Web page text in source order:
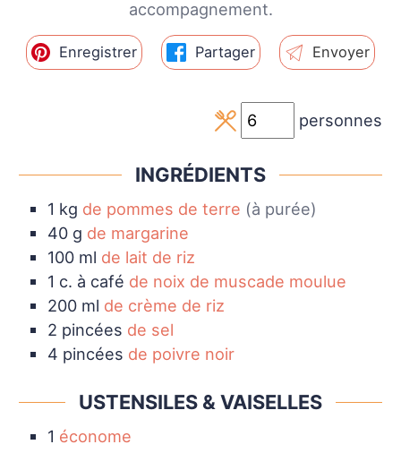
accompagnement.
Enregistrer Partager Envoyer
personnes
INGRÉDIENTS
1 kg de pommes de terre (à purée)
40 g de margarine
100 ml de lait de riz
1 c. à café de noix de muscade moulue
200 ml de crème de riz
2 pincées de sel
4 pincées de poivre noir
USTENSILES & VAISELLES
1 économe